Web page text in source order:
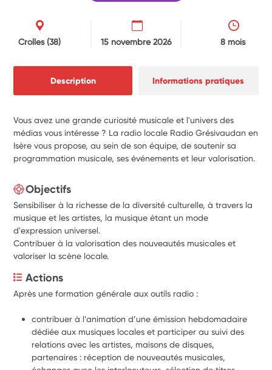
Crolles(38) 15 novembre 2026 8 mois
Description Informations pratiques
Vous avez une grande curiosité musicale et l'univers des
médias vous intéresse ? La radio locale Radio Grésivaudan en
Isère vous propose, au sein de son équipe, de soutenir sa
programmation musicale, ses événements et leur valorisation.
Objectifs
Sensibiliser à la richesse de la diversité culturelle, à travers la
musique et les artistes, la musique étant un mode
d'expression universel.
Contribuer à la valorisation des nouveautés musicales et
valoriser la scène locale.
Actions
Après une formation générale aux outils radio :
contribuer à l’animation d’une émission hebdomadaire
dédiée aux musiques locales et participer au suivi des
relations avec les artistes, maisons de disques,
partenaires : réception de nouveautés musicales,